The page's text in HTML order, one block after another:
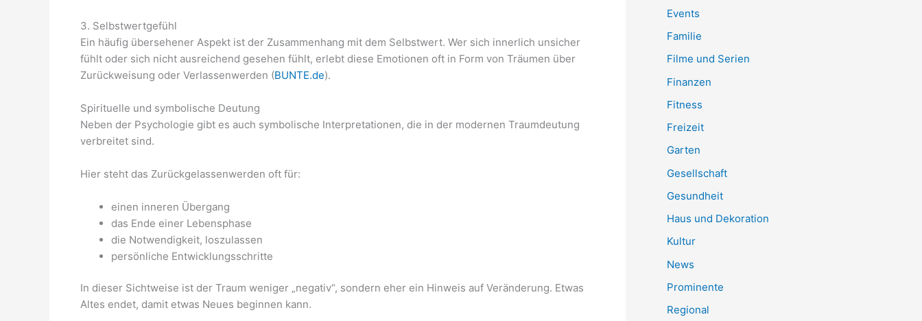
3. Selbstwertgefühl
Ein häufig übersehener Aspekt ist der Zusammenhang mit dem Selbstwert. Wer sich innerlich unsicher
fühlt oder sich nicht ausreichend gesehen fühlt, erlebt diese Emotionen oft in Form von Träumen über
Zurückweisung oder Verlassenwerden (BUNTE.de).
Spirituelle und symbolische Deutung
Neben der Psychologie gibt es auch symbolische Interpretationen, die in der modernen Traumdeutung
verbreitet sind.
Hier steht das Zurückgelassenwerden oft für:
einen inneren Übergang
das Ende einer Lebensphase
die Notwendigkeit, loszulassen
persönliche Entwicklungsschritte
In dieser Sichtweise ist der Traum weniger „negativ“, sondern eher ein Hinweis auf Veränderung. Etwas
Altes endet, damit etwas Neues beginnen kann.
Events
Familie
Filme und Serien
Finanzen
Fitness
Freizeit
Garten
Gesellschaft
Gesundheit
Haus und Dekoration
Kultur
News
Prominente
Regional